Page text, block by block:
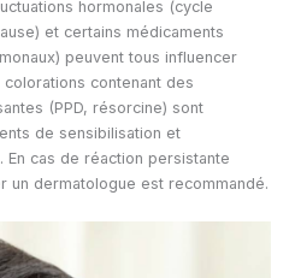
hormonales (cycle
et certains médicaments
peuvent tous influencer
colorations contenant des
(PPD, résorcine) sont
de sensibilisation et
En cas de réaction persistante
un dermatologue est recommandé.